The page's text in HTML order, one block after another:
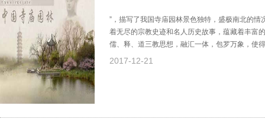
”，描写了我国寺庙园林景色独特，盛极南北的
着无尽的宗教史迹和名人历史故事，蕴藏着丰富
儒、释、道三教思想，融汇一体，包罗万象，使
艺术和历史文化角度，讲述我国最为著名的几座
2017-12-21